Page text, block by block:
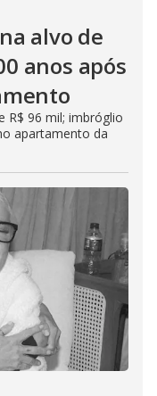
alvo de
anos após
R$ 96 mil; imbróglio
apartamento da